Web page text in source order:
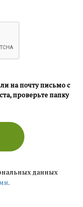
на почту письмо с
проверьте папку
данных
.